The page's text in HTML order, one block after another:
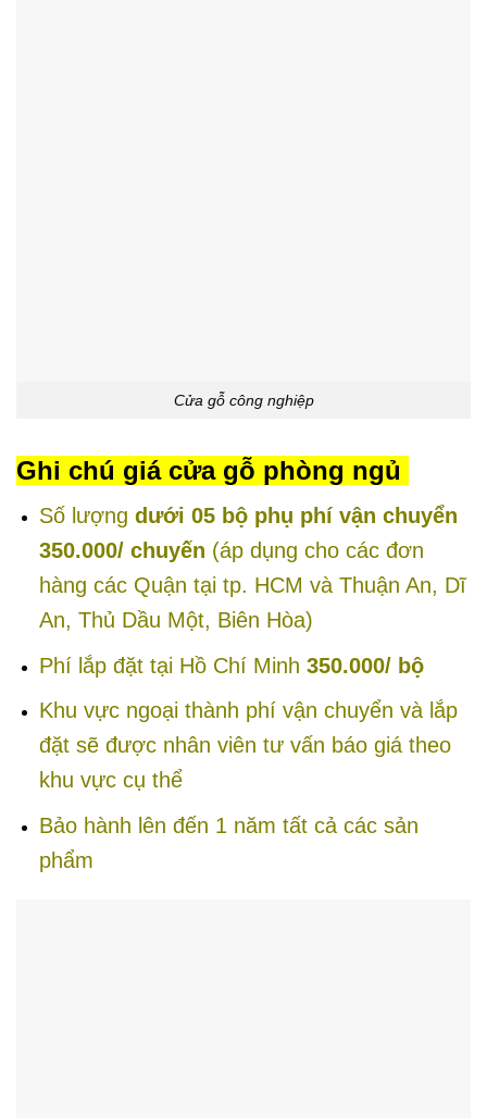
Cửa gỗ công nghiệp
Ghi chú giá cửa gỗ phòng ngủ
Số lượng dưới 05 bộ phụ phí vận chuyển
350.000/ chuyến (áp dụng cho các đơn
hàng các Quận tại tp. HCM và Thuận An, Dĩ
An, Thủ Dầu Một, Biên Hòa)
Phí lắp đặt tại Hồ Chí Minh 350.000/ bộ
Khu vực ngoại thành phí vận chuyển và lắp
đặt sẽ được nhân viên tư vấn báo giá theo
khu vực cụ thể
Bảo hành lên đến 1 năm tất cả các sản
phẩm